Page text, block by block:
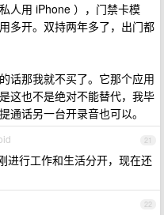
人用 iPhone ），门禁卡模
多开。双持两年多了，出门都
话那我就不买了。它那个应用
这也不是绝对不能替代，我毕
通话另一台开录音也可以。
21
进行工作和生活分开，现在还
22